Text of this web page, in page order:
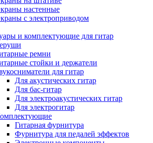
настенные
с электроприводом
и комплектующие для гитар
ремни
стойки и держатели
для гитар
Для акустических гитар
Для бас-гитар
Для электроакустических гитар
Для электрогитар
Гитарная фурнитура
Фурнитура для педалей эффектов